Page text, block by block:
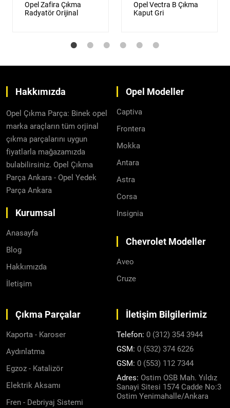
Opel Zafira Çıkma
Radyatör Orijinal
Opel Vectra B Çıkma
Kaput Gri
Hakkımızda
Opel Çıkma Parça: Binek opel
marka araçların tüm orjinal
çıkma parçalarını uygun
fiyatlarla mağazamızda
bulabilirsiniz. Opel Çıkma
Parça Ankara - Opel Yedek
Parça Ankara
Kurumsal
Anasayfa
Blog
Hakkımızda
İletişim
Opel Modeller
Captiva
Frontera
Mokka
Antara
Astra
Corsa
Insignia
Chevrolet Modeller
Aveo
Cruze
Çıkma Parçalar
Kaporta - Karoser
Aydınlatma
Egzoz - Katalizör
Elektrik Aksamı
Fren - Debriyaj Sistemi
İletişim Bilgilerimiz
Telefon: 0 (312) 354 3944
GSM: 0 (532) 374 6226
GSM: 0 (553) 112 7344
Adres: Ostim OSB Mah. Yıldız
Sanayi Sitesi 1574 Cadde No:3
Ostim Yenimahalle/Ankara